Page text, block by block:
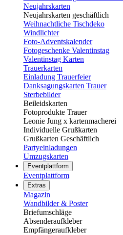
Neujahrskarten
Neujahrskarten geschäftlich
Weihnachtliche Tischdeko
Windlichter
Foto-Adventskalender
Fotogeschenke Valentinstag
Valentinstag Karten
Trauerkarten
Einladung Trauerfeier
Danksagungskarten Trauer
Sterbebilder
Beileidskarten
Fotoprodukte Trauer
Leonie Jung x kartenmacherei
Individuelle Grußkarten
Grußkarten Geschäftlich
Partyeinladungen
Umzugskarten
Eventplattform
Eventplattform
Extras
Magazin
Wandbilder & Poster
Briefumschläge
Absenderaufkleber
Empfängeraufkleber